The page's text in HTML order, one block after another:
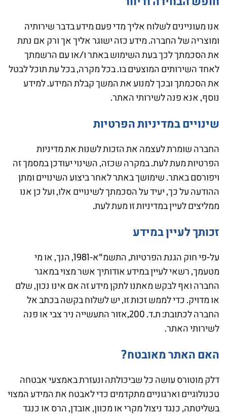
אנו מעוניינים לשלוח אליך מדי פעם מידע בדבר שירותיה
ומוצריה של החברה. מידע כזה ישוגר אליך אך ורק אם נתת
את הסכמתך לכך בעת השימוש באתר ו/או עם הרשמתך
לאחד השירותים המוצעים בו. בכל מקרה, בכל עת תוכל לבטל
את הסכמתך ובכך למנוע את המשך קבלת המידע. למידע
נוסף, אנא פנה לשירותי האתר.
שינויים במדיניות הפרטיות
החברה שומרת לעצמה את הזכות לשנות את מדיניות
הפרטיות מעת לעת. במקרה שכזה, השינוי יעודכן במסמך זה
ויפורסם באתר. שימושך באתר לאחר ביצוע השינויים ומתן
ההודעה על כך, יעיד על הסכמתך לשינויים אלו, ועל כן אנו
ממליצים לעיין במדיניות זו מעת לעת.
זכותך לעיין במידע
על-פי חוק הגנת הפרטיות, התשמ"א-1981, הנך, או מי
מטעמך, רשאי לעיין במידע אודותיך אשר מצוי במאגר
החברה ואף לבקש מאתנו לתקן מידע זה אם אינו נכון, שלם
או מדויק. כדי לממש זכות זו, יש לשלוח בקשה בכתב אל
החברה לכתובת: ת.ד. 200,אזור התעשייה ניר צבי או פנה
לשירותי האתר.
האם האתר מאובטח?
דלק מוטורס עושה כל שביכולתה ונעזרת באמצעי אבטחה
טכנולוגיים וארגוניים מתקדמים כדי לאבטח את המידע המצוי
בשליטתה, כנגד ניצול מקרי או מכוון, אובדן, הרס או כנגד